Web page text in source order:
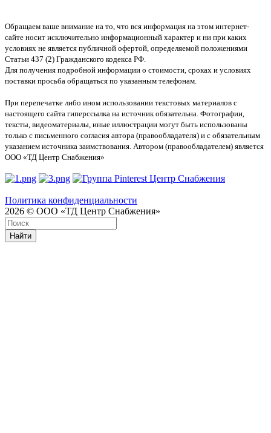
Обращаем ваше внимание на то, что вся информация на этом интернет-
сайте носит исключительно информационный характер и ни при каких
условиях не является публичной офертой, определяемой положениями
Статьи 437 (2) Гражданского кодекса РФ.
Для получения подробной информации о стоимости, сроках и условиях
поставки просьба обращаться по указанным телефонам.
При перепечатке либо ином использовании текстовых материалов с
настоящего сайта гиперссылка на источник обязательна. Фотографии,
тексты, видеоматериалы, иные иллюстрации могут быть использованы
только с письменного согласия автора (правообладателя) и с обязательным
указанием источника заимствования. Автором (правообладателем) является
ООО «ТД Центр Снабжения»
Политика конфиденциальности
2026 © ООО «ТД Центр Снабжения»
Найти